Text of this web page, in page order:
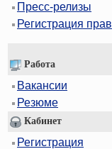
Пресс-релизы
Регистрация прав
Работа
Вакансии
Резюме
Кабинет
Регистрация